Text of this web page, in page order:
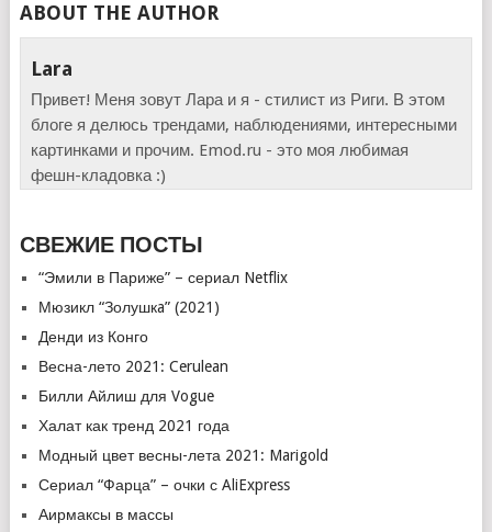
ABOUT THE AUTHOR
Lara
Привет! Меня зовут Лара и я - стилист из Риги. В этом
блоге я делюсь трендами, наблюдениями, интересными
картинками и прочим. Emod.ru - это моя любимая
фешн-кладовка :)
СВЕЖИЕ ПОСТЫ
“Эмили в Париже” – сериал Netflix
Мюзикл “Золушкa” (2021)
Денди из Конго
Весна-лето 2021: Cerulean
Билли Айлиш для Vogue
Халат как тренд 2021 года
Модный цвет весны-лета 2021: Marigold
Сериал “Фарца” – очки с AliExpress
Аирмаксы в массы